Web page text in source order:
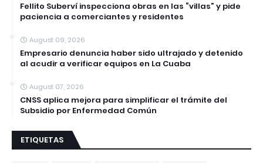
Fellito Suberví inspecciona obras en las “villas” y pide
paciencia a comerciantes y residentes
August 09, 2026
Empresario denuncia haber sido ultrajado y detenido
al acudir a verificar equipos en La Cuaba
August 07, 2026
CNSS aplica mejora para simplificar el trámite del
Subsidio por Enfermedad Común
ETIQUETAS